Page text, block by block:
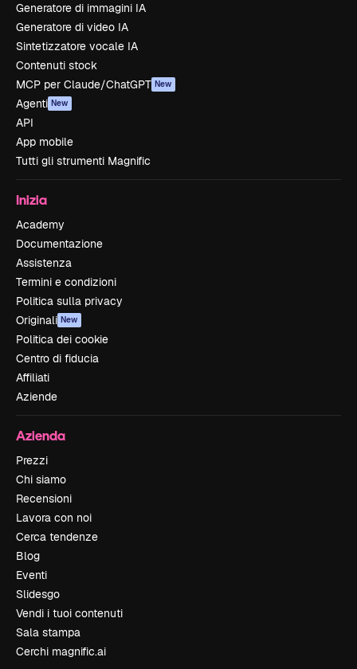
Generatore di immagini IA
Generatore di video IA
Sintetizzatore vocale IA
Contenuti stock
MCP per Claude/ChatGPT New
Agenti New
API
App mobile
Tutti gli strumenti Magnific
Inizia
Academy
Documentazione
Assistenza
Termini e condizioni
Politica sulla privacy
Originali New
Politica dei cookie
Centro di fiducia
Affiliati
Aziende
Azienda
Prezzi
Chi siamo
Recensioni
Lavora con noi
Cerca tendenze
Blog
Eventi
Slidesgo
Vendi i tuoi contenuti
Sala stampa
Cerchi magnific.ai